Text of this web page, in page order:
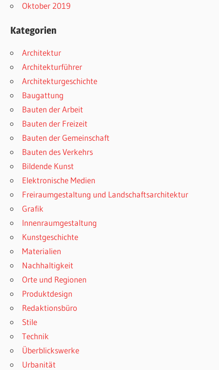
Oktober 2019
Kategorien
Architektur
Architekturführer
Architekturgeschichte
Baugattung
Bauten der Arbeit
Bauten der Freizeit
Bauten der Gemeinschaft
Bauten des Verkehrs
Bildende Kunst
Elektronische Medien
Freiraumgestaltung und Landschaftsarchitektur
Grafik
Innenraumgestaltung
Kunstgeschichte
Materialien
Nachhaltigkeit
Orte und Regionen
Produktdesign
Redaktionsbüro
Stile
Technik
Überblickswerke
Urbanität